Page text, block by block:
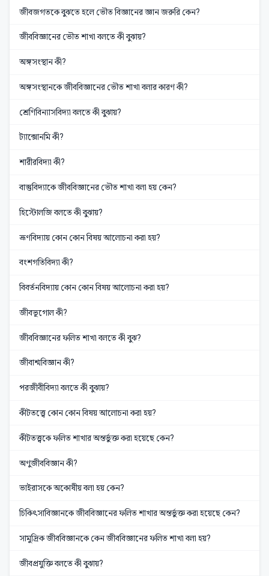
জীবজগতকে বুঝতে হলে ভৌত বিজ্ঞানের জ্ঞান জরুরি কেন?
জীববিজ্ঞানের ভৌত শাখা বলতে কী বুঝায়?
অঙ্গসংস্থান কী?
অঙ্গসংস্থানকে জীববিজ্ঞানের ভৌত শাখা বলার কারণ কী?
শ্রেণিবিন্যাসবিদ্যা বলতে কী বুঝায়?
ট্যাক্সোনমি কী?
শারীরবিদ্যা কী?
বাস্তুবিদ্যাকে জীববিজ্ঞানের ভৌত শাখা বলা হয় কেন?
হিস্টোলজি বলতে কী বুঝায়?
ভ্রূণবিদ্যায় কোন কোন বিষয় আলোচনা করা হয়?
বংশগতিবিদ্যা কী?
বিবর্তনবিদ্যায় কোন কোন বিষয় আলোচনা করা হয়?
জীবভূগোল কী?
জীববিজ্ঞানের ফলিত শাখা বলতে কী বুঝ?
জীবাশ্মবিজ্ঞান কী?
পরজীবীবিদ্যা বলতে কী বুঝায়?
কীটতত্ত্বে কোন কোন বিষয় আলোচনা করা হয়?
কীটতত্ত্বকে ফলিত শাখার অন্তর্ভুক্ত করা হয়েছে কেন?
অণুজীববিজ্ঞান কী?
ভাইরাসকে অকোষীয় বলা হয় কেন?
চিকিৎসাবিজ্ঞানকে জীববিজ্ঞানের ফলিত শাখার অন্তর্ভুক্ত করা হয়েছে কেন?
সামুদ্রিক জীববিজ্ঞানকে কেন জীববিজ্ঞানের ফলিত শাখা বলা হয়?
জীবপ্রযুক্তি বলতে কী বুঝায়?